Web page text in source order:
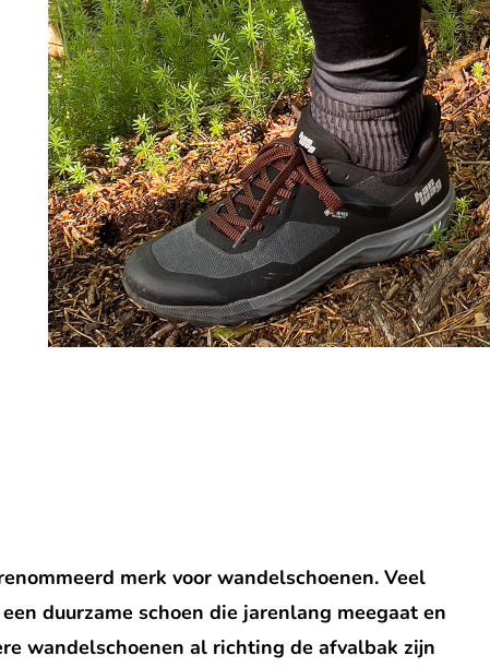
merk voor wandelschoenen. Veel
duurzame schoen die jarenlang meegaat en
wandelschoenen al richting de afvalbak zijn